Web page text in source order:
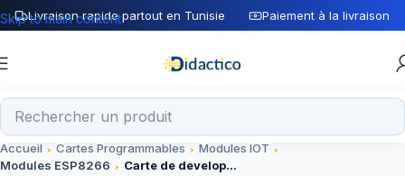
Livraison rapide partout en Tunisie Paiement à la livraison
Skip to main content
Accueil Cartes Programmables
Modules IOT
Modules ESP8266
Carte de developpement ESP8266 CP2102 NodeMcu Lua Wifi